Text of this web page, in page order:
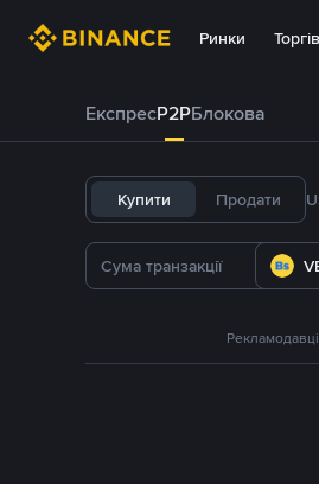
Ринки
ЕкспресP2PБлокова
Купити Продати
Рекламодавці